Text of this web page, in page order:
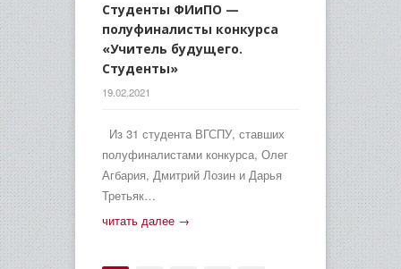
Студенты ФИиПО —
полуфиналисты конкурса
«Учитель будущего.
Студенты»
19.02.2021
Из 31 студента ВГСПУ, ставших
полуфиналистами конкурса, Олег
Агбария, Дмитрий Лозин и Дарья
Третьяк…
читать далее →